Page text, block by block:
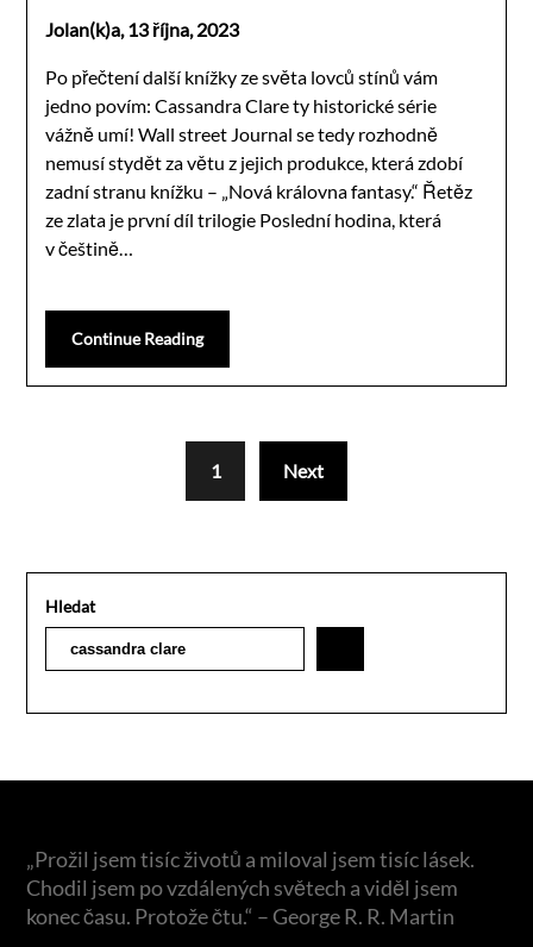
Jolan(k)a, 13 října, 2023
Po přečtení další knížky ze světa lovců stínů vám
jedno povím: Cassandra Clare ty historické série
vážně umí! Wall street Journal se tedy rozhodně
nemusí stydět za větu z jejich produkce, která zdobí
zadní stranu knížku – „Nová královna fantasy.“ Řetěz
ze zlata je první díl trilogie Poslední hodina, která
v češtině…
Continue Reading
1 Next
Hledat
„Prožil jsem tisíc životů a miloval jsem tisíc lásek.
Chodil jsem po vzdálených světech a viděl jsem
konec času. Protože čtu.“ – George R. R. Martin